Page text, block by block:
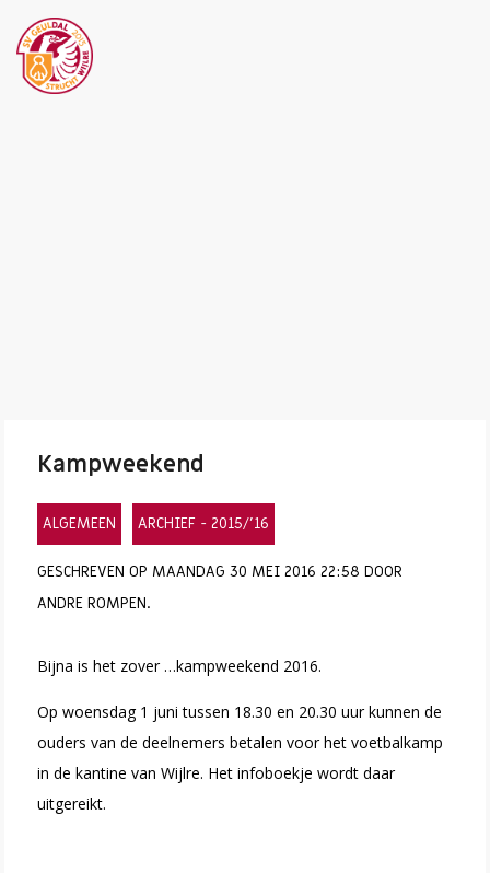
Kampweekend
ALGEMEEN ARCHIEF - 2015/'16
GESCHREVEN OP MAANDAG 30 MEI 2016 22:58 DOOR
ANDRE ROMPEN.
Bijna is het zover …kampweekend 2016.
Op woensdag 1 juni tussen 18.30 en 20.30 uur kunnen de
ouders van de deelnemers betalen voor het voetbalkamp
in de kantine van Wijlre. Het infoboekje wordt daar
uitgereikt.